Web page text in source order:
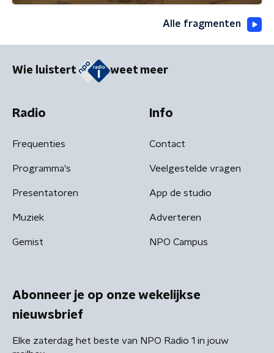
Alle fragmenten
Wie luistert weet meer
Radio
Frequenties
Programma's
Presentatoren
Muziek
Gemist
Info
Contact
Veelgestelde vragen
App de studio
Adverteren
NPO Campus
Abonneer je op onze wekelijkse
nieuwsbrief
Elke zaterdag het beste van NPO Radio 1 in jouw